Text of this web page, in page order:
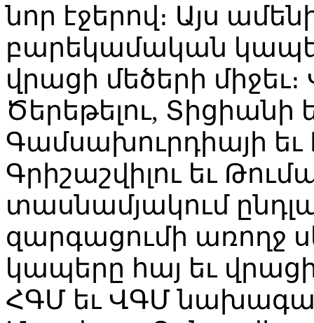
նոր էջերով։ Այս
բարեկամական
վրացի մեծերի միջեւ։
Ծերեթելու, Տիցիանի
Գամսախուրդիայի
Գրիշաշվիլու եւ
տասնամյակում
զարգացումի առողջ
կապերը հայ եւ վրացի
ՀԳՄ եւ ՎԳՄ